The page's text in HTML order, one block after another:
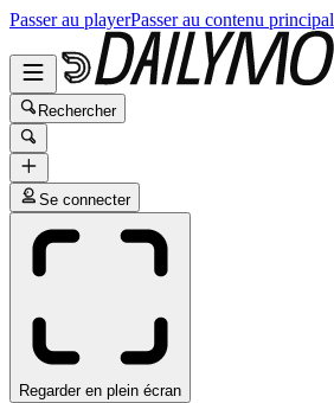
Passer au playerPasser au contenu principal
Rechercher
Se connecter
Regarder en plein écran